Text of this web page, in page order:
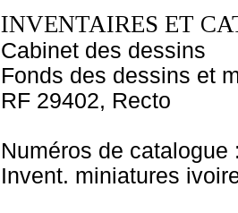
INVENTAIRES ET
Cabinet des dessins
Fonds des dessins et
RF 29402, Recto
Numéros de catalogue
Invent. miniatures